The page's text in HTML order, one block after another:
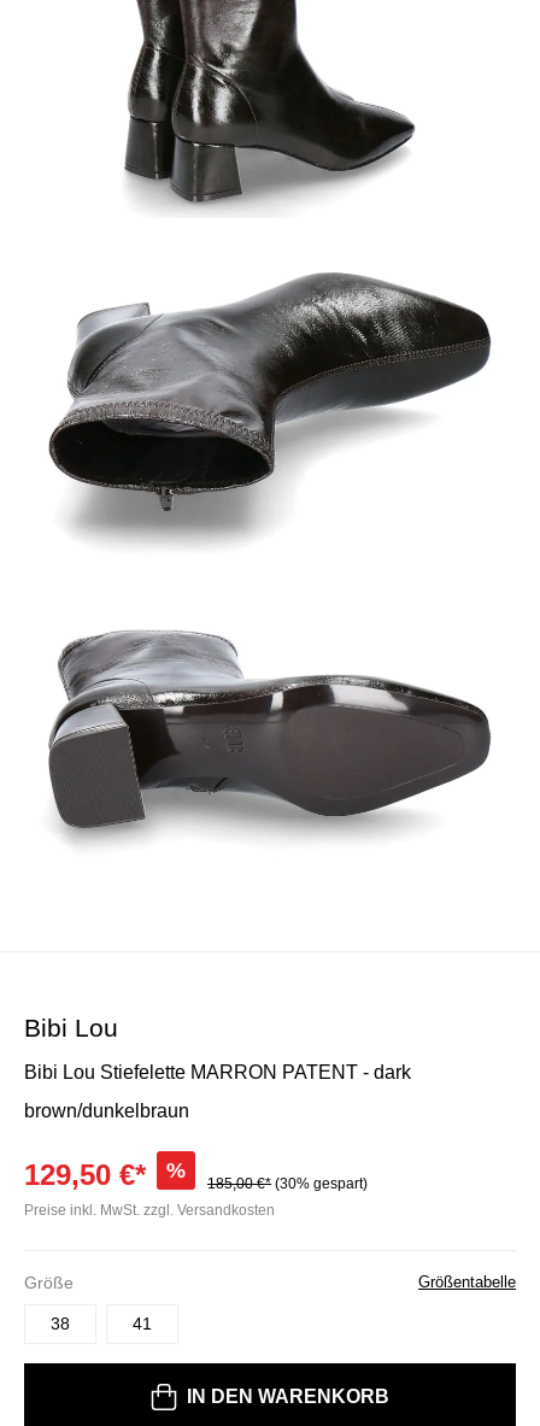
Bibi Lou
Bibi Lou Stiefelette MARRON PATENT - dark
brown/dunkelbraun
129,50 €* %
185,00 €* (30% gespart)
Preise inkl. MwSt. zzgl. Versandkosten
Größe Größentabelle
38 41
IN DEN WARENKORB